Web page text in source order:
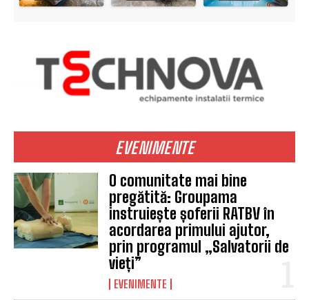
EVENIMENTE
O comunitate mai bine
pregătită: Groupama
instruiește șoferii RATBV în
acordarea primului ajutor,
prin programul „Salvatorii de
vieți”
EVENIMENTE